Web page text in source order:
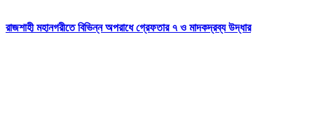
রাজশাহী মহানগরীতে বিভিন্ন অপরাধে গ্রেফতার ৭ ও মাদকদ্রব্য উদ্ধার